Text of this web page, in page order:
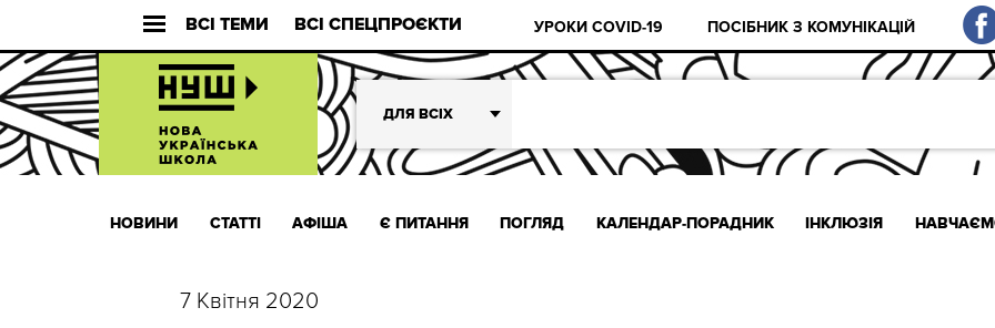
ВСІ ТЕМИ ВСІ СПЕЦПРОЄКТИ УРОКИ COVID-19 ПОСІБНИК З КОМУНІКАЦІЙ
ДЛЯ ВСІХ
НОВИНИ СТАТТІ АФІША Є ПИТАННЯ ПОГЛЯД КАЛЕНДАР-ПОРАДНИК ІНКЛЮЗІЯ
7 Квітня 2020